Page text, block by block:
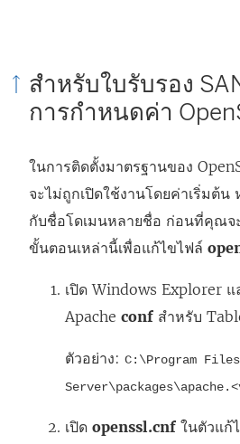
สำหรับใบรับรอง
การกำหนดค่า
ในการติดตั้งมาตรฐานของ
จะไม่ถูกเปิดใช้งานโดยค่าเริ่มต้น
กับชื่อโดเมนหลายชื่อ ก่อนที่คุณจ
ขั้นตอนเหล่านี้เพื่อแก้ไขไฟล์
เปิด Windows Explorer แ
Apache conf สำหรับ
ตัวอย่าง: C:\Program
เปิด openssl.cnf ในตัวแก้